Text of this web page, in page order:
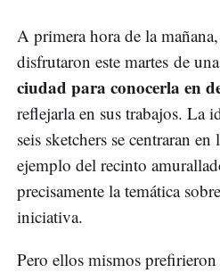
A primera hora de la
disfrutaron este martes de una
ciudad para conocerla en
reflejarla en sus trabajos. La
seis sketchers se centraran
ejemplo del recinto
precisamente la temática
iniciativa.
Pero ellos mismos